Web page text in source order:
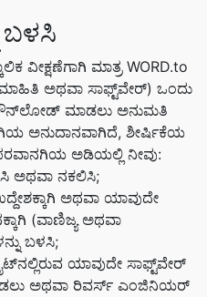
ಬಳಸಿ
ವೀಕ್ಷಣೆಗಾಗಿ ಮಾತ್ರ WORD.to
ಅಥವಾ ಸಾಫ್ಟ್‌ವೇರ್) ಒಂದು
ಡೌನ್‌ಲೋಡ್ ಮಾಡಲು ಅನುಮತಿ
ಅನುದಾನವಾಗಿದೆ, ಶೀರ್ಷಿಕೆಯ
ಅಡಿಯಲ್ಲಿ ನೀವು:
ಅಥವಾ ನಕಲಿಸಿ;
ಅಥವಾ ಯಾವುದೇ
(ವಾಣಿಜ್ಯ ಅಥವಾ
ಬಳಸಿ;
ಯಾವುದೇ ಸಾಫ್ಟ್‌ವೇರ್
ಅಥವಾ ರಿವರ್ಸ್ ಎಂಜಿನಿಯರ್